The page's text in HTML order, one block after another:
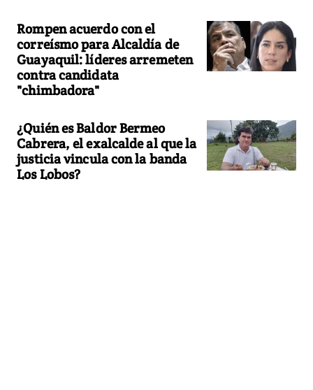
Rompen acuerdo con el
correísmo para Alcaldía de
Guayaquil: líderes arremeten
contra candidata
"chimbadora"
¿Quién es Baldor Bermeo
Cabrera, el exalcalde al que la
justicia vincula con la banda
Los Lobos?